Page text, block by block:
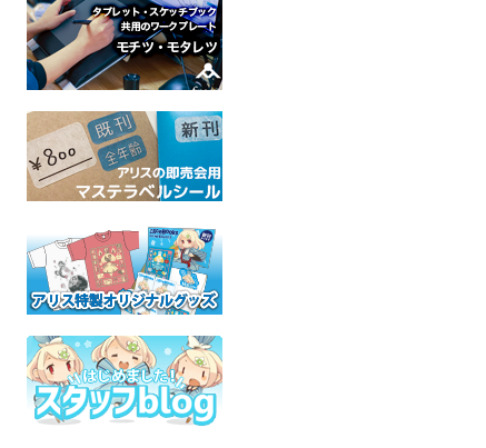
Little Natures
vol.02 Horse
イラスト
全年齢
BEAUTIFUL SKY
DANCERS vol.1
"HAWKS"